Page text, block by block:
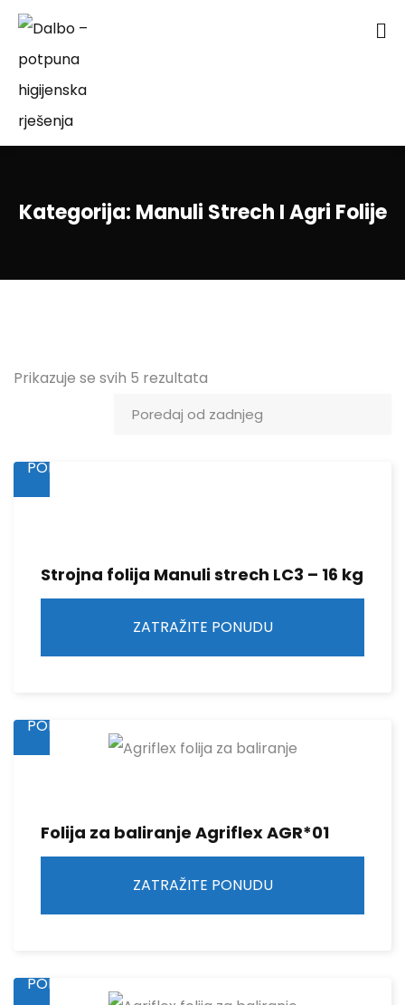
Kategorija: Manuli Strech I Agri Folije
Prikazuje se svih 5 rezultata
PONUDU
Strojna folija Manuli strech LC3 – 16 kg
ZATRAŽITE PONUDU
PONUDU
Folija za baliranje Agriflex AGR*01
ZATRAŽITE PONUDU
PONUDU